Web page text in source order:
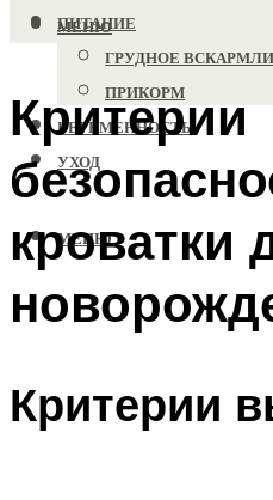
ПИТАНИЕ
ГРУДНОЕ
ПРИКОРМ
БЕРЕМЕННОСТЬ
УХОД
МЕНЮ
МЕНЮ
Критерии
кроватки
Критерии